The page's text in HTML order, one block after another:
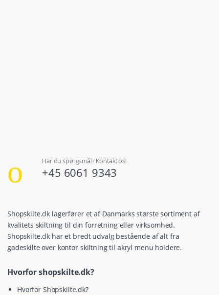
Har du spørgsmål? Kontakt os!
+45 6061 9343
Shopskilte.dk lagerfører et af Danmarks største sortiment af
kvalitets skiltning til din forretning eller virksomhed.
Shopskilte.dk har et bredt udvalg bestående af alt fra
gadeskilte over kontor skiltning til akryl menu holdere.
Hvorfor shopskilte.dk?
Hvorfor Shopskilte.dk?